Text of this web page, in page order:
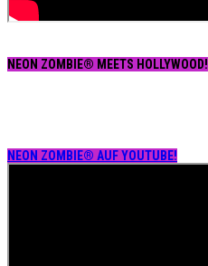
NEON ZOMBIE® MEETS HOLLYWOOD!
NEON ZOMBIE® AUF YOUTUBE!